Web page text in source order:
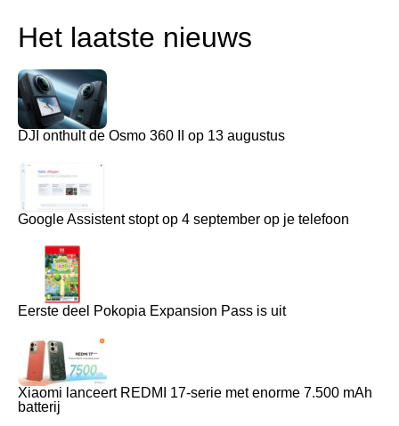
Het laatste nieuws
DJI onthult de Osmo 360 II op 13 augustus
Google Assistent stopt op 4 september op je telefoon
Eerste deel Pokopia Expansion Pass is uit
Xiaomi lanceert REDMI 17-serie met enorme 7.500 mAh
batterij